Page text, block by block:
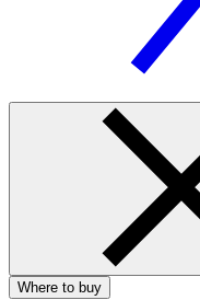
Where to buy